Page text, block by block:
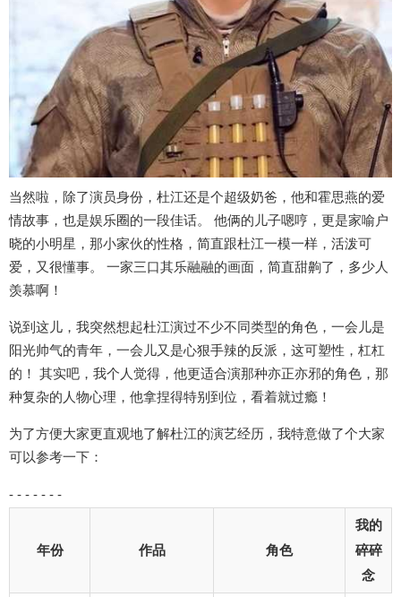
当然啦，除了演员身份，杜江还是个超级奶爸，他和霍思燕的爱
情故事，也是娱乐圈的一段佳话。 他俩的儿子嗯哼，更是家喻户
晓的小明星，那小家伙的性格，简直跟杜江一模一样，活泼可
爱，又很懂事。 一家三口其乐融融的画面，简直甜齁了，多少人
羡慕啊！
说到这儿，我突然想起杜江演过不少不同类型的角色，一会儿是
阳光帅气的青年，一会儿又是心狠手辣的反派，这可塑性，杠杠
的！ 其实吧，我个人觉得，他更适合演那种亦正亦邪的角色，那
种复杂的人物心理，他拿捏得特别到位，看着就过瘾！
为了方便大家更直观地了解杜江的演艺经历，我特意做了个大家
可以参考一下：
- - - - - - -
年份 作品 角色
我的
碎碎
念